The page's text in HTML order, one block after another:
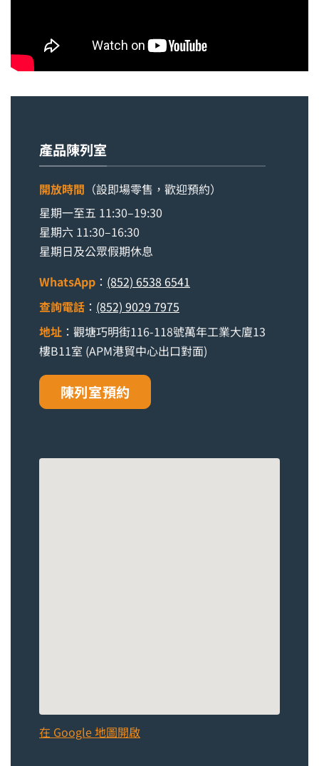
產品陳列室
開放時間 （設即場零售，歡迎預約）
星期一至五 11:30–19:30
星期六 11:30–16:30
星期日及公眾假期休息
WhatsApp ： (852) 6538 6541
查詢電話 ： (852) 9029 7975
地址 ：觀塘巧明街116-118號萬年工業大廈13
樓B11室 (APM港貿中心出口對面)
陳列室預約
在 Google 地圖開啟